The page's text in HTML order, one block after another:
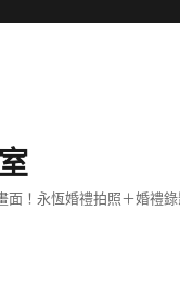
！永恆婚禮拍照＋婚禮錄